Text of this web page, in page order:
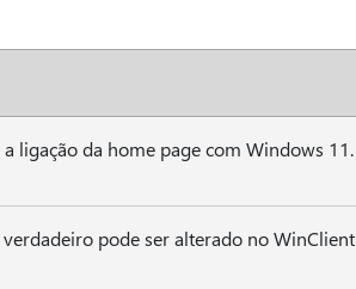
ligação da home page com Windows 11.
pode ser alterado no WinClient